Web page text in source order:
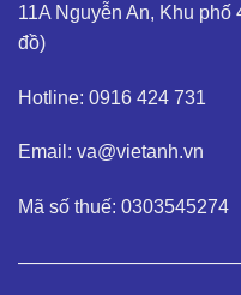
11A Nguyễn An, Khu phố
đồ)
Hotline: 0916 424 731
Email: va@vietanh.vn
Mã số thuế: 0303545274